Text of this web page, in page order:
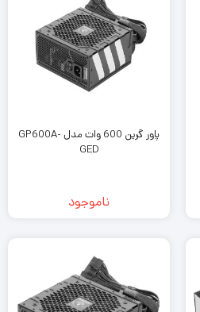
پاور گرین 600 وات مدل GP600A-
GED
ناموجود